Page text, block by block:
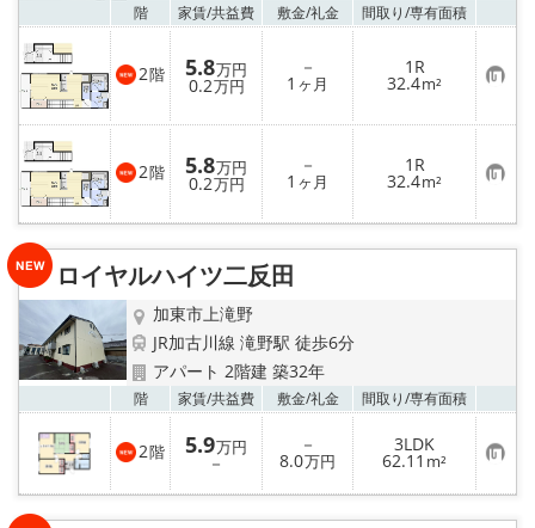
階 家賃/共益費 敷金/礼金 間取り/専有面積
2階 5.8万円
0.2万円
－
1 ヶ月
1R
32.4m² お
気
に
入
り
登
録
2階 5.8万円
0.2万円
－
1 ヶ月
1R
32.4m² お
気
に
入
り
ロイヤルハイツ二反田
加東市上滝野
JR加古川線 滝野駅 徒歩6分
アパート 2階建 築32年
階 家賃/共益費 敷金/礼金 間取り/専有面積
2階 5.9万円
－
－
8.0万円
3LDK
62.11 m² お
気
に